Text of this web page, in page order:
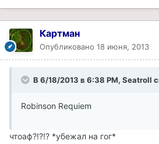
Картман
Опубликовано 18 июня, 2013
В 6/18/2013 в 6:38 PM, Seatroll
Robinson Requiem
чтоаф?!?!? *убежал на гог*